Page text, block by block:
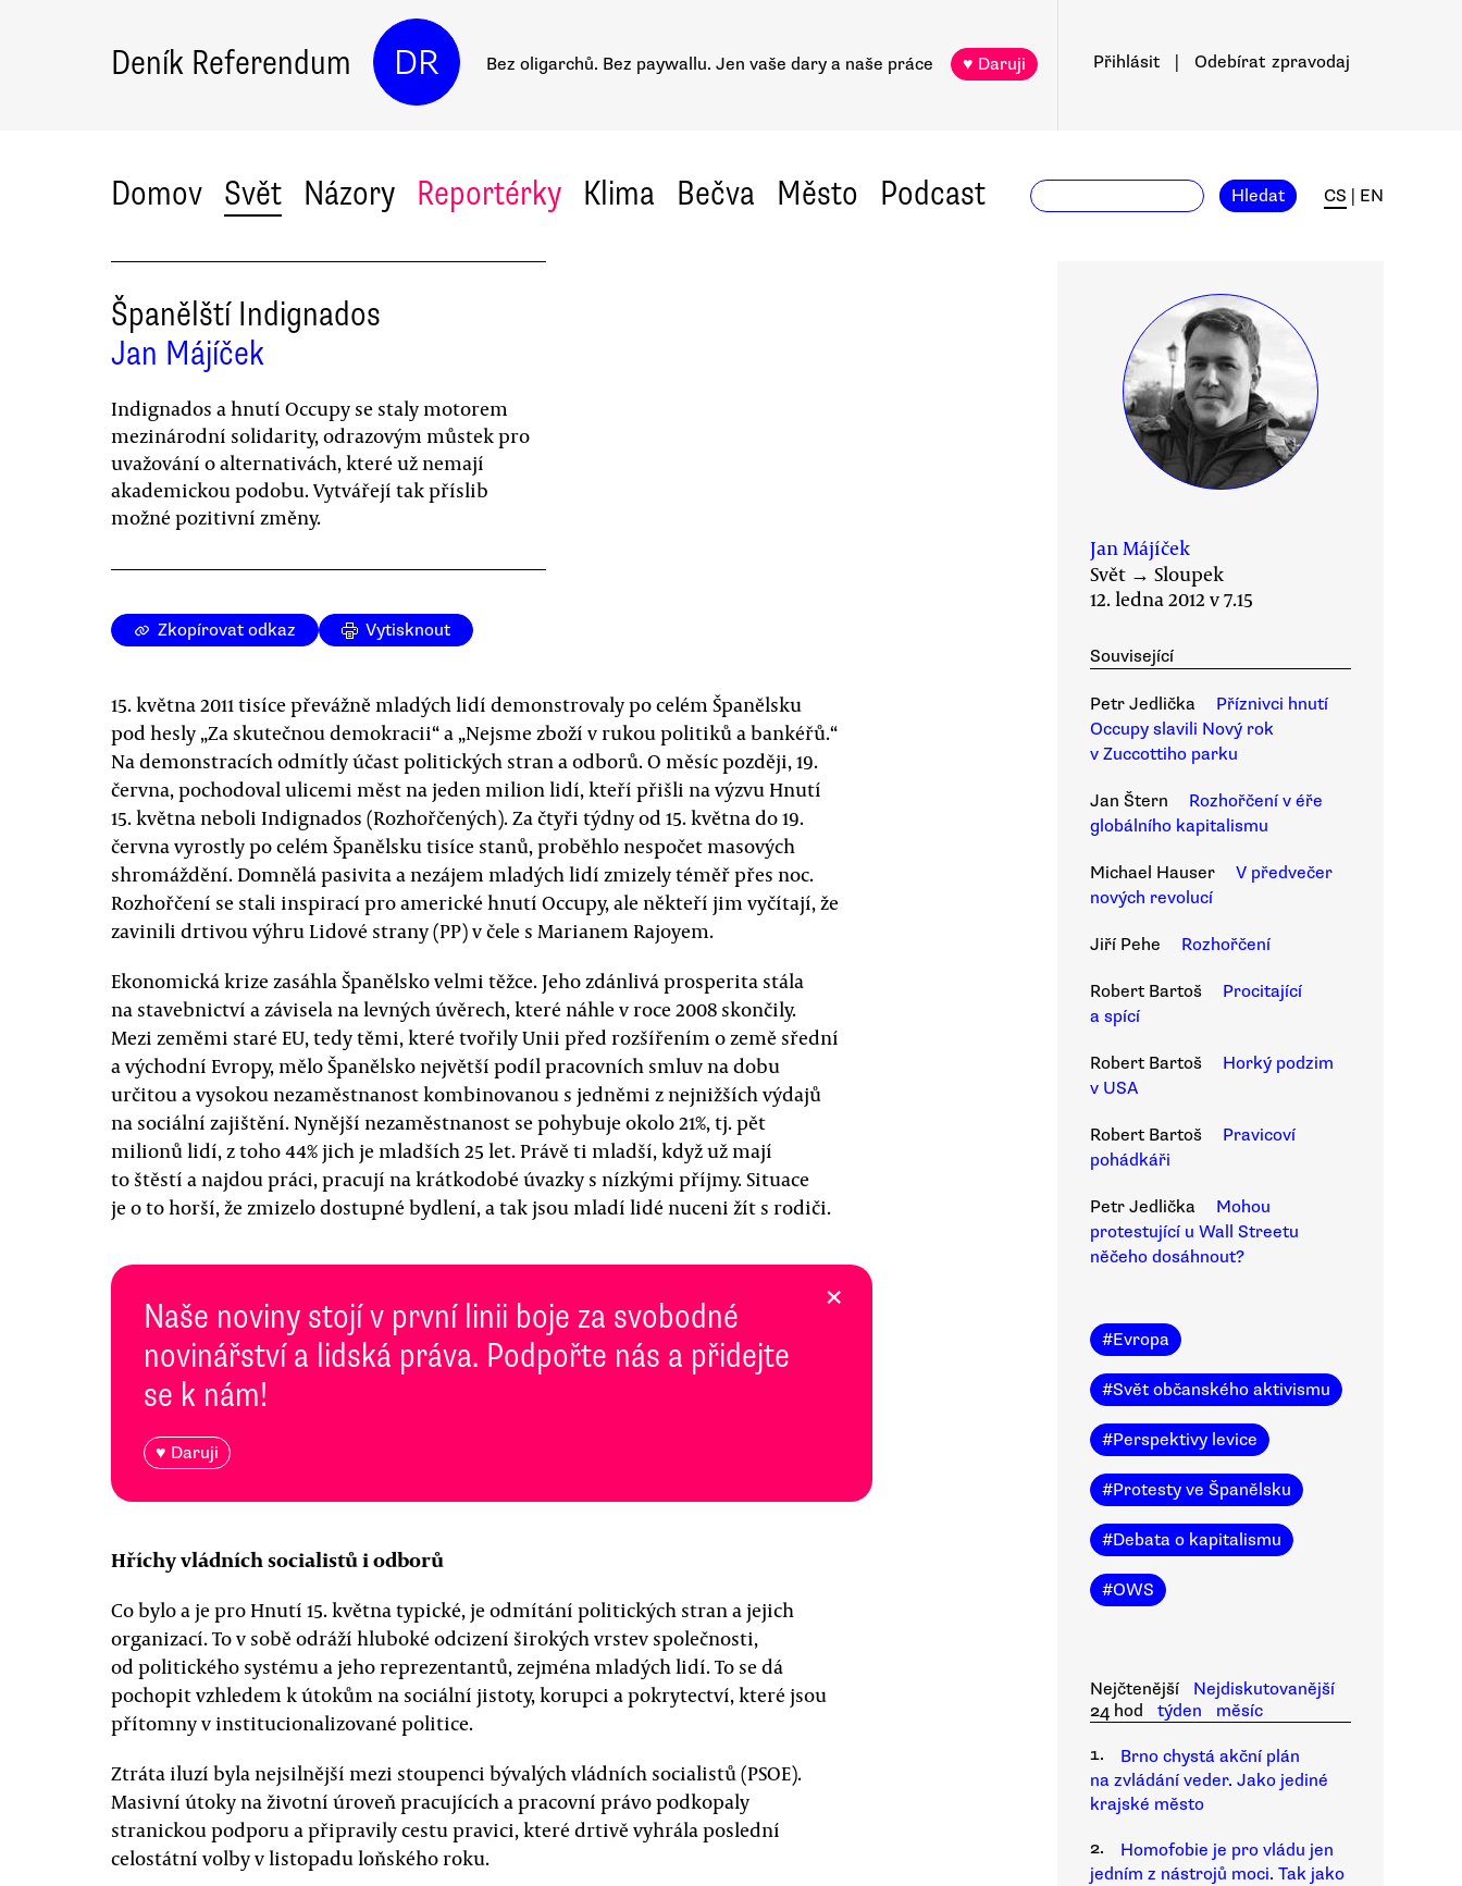
Deník Referendum DR Bez oligarchů. Bez paywallu. Jen vaše dary a naše práce ♥ Daruji Přihlásit Odebírat zpravodaj
Domov Svět Názory Reportérky Klima Bečva Město Podcast Hledat CS EN
Španělští Indignados
Jan Májíček
Indignados a hnutí Occupy se staly motorem
mezinárodní solidarity, odrazovým můstek pro
uvažování o alternativách, které už nemají
akademickou podobu. Vytvářejí tak příslib
možné pozitivní změny.
Zkopírovat odkaz Vytisknout
15. května 2011 tisíce převážně mladých lidí demonstrovaly po celém Španělsku
pod hesly „Za skutečnou demokracii“ a „Nejsme zboží v rukou politiků a bankéřů.“
Na demonstracích odmítly účast politických stran a odborů. O měsíc později, 19.
června, pochodoval ulicemi měst na jeden milion lidí, kteří přišli na výzvu Hnutí
15. května neboli Indignados (Rozhořčených). Za čtyři týdny od 15. května do 19.
června vyrostly po celém Španělsku tisíce stanů, proběhlo nespočet masových
shromáždění. Domnělá pasivita a nezájem mladých lidí zmizely téměř přes noc.
Rozhořčení se stali inspirací pro americké hnutí Occupy, ale někteří jim vyčítají, že
zavinili drtivou výhru Lidové strany (PP) v čele s Marianem Rajoyem.
Ekonomická krize zasáhla Španělsko velmi těžce. Jeho zdánlivá prosperita stála
na stavebnictví a závisela na levných úvěrech, které náhle v roce 2008 skončily.
Mezi zeměmi staré EU, tedy těmi, které tvořily Unii před rozšířením o země sřední
a východní Evropy, mělo Španělsko největší podíl pracovních smluv na dobu
určitou a vysokou nezaměstnanost kombinovanou s jedněmi z nejnižších výdajů
na sociální zajištění. Nynější nezaměstnanost se pohybuje okolo 21%, tj. pět
milionů lidí, z toho 44% jich je mladších 25 let. Právě ti mladší, když už mají
to štěstí a najdou práci, pracují na krátkodobé úvazky s nízkými příjmy. Situace
je o to horší, že zmizelo dostupné bydlení, a tak jsou mladí lidé nuceni žít s rodiči.
Naše noviny stojí v první linii boje za svobodné
novinářství a lidská práva. Podpořte nás a přidejte
se k nám!
♥ Daruji
×
Hříchy vládních socialistů i odborů
Co bylo a je pro Hnutí 15. května typické, je odmítání politických stran a jejich
organizací. To v sobě odráží hluboké odcizení širokých vrstev společnosti,
od politického systému a jeho reprezentantů, zejména mladých lidí. To se dá
pochopit vzhledem k útokům na sociální jistoty, korupci a pokrytectví, které jsou
přítomny v institucionalizované politice.
Ztráta iluzí byla nejsilnější mezi stoupenci bývalých vládních socialistů (PSOE).
Masivní útoky na životní úroveň pracujících a pracovní právo podkopaly
stranickou podporu a připravily cestu pravici, které drtivě vyhrála poslední
celostátní volby v listopadu loňského roku.
Jan Májíček
Svět → Sloupek
12. ledna 2012 v 7.15
Související
Petr Jedlička
Příznivci hnutí
Occupy slavili Nový rok
v Zuccottiho parku
Jan Štern
Rozhořčení v éře
globálního kapitalismu
Michael Hauser
V předvečer
nových revolucí
Jiří Pehe Rozhořčení
Robert Bartoš
Procitající
a spící
Robert Bartoš
Horký podzim
v USA
Robert Bartoš
Pravicoví
pohádkáři
Petr Jedlička
Mohou
protestující u Wall Streetu
něčeho dosáhnout?
#Evropa
#Svět občanského aktivismu
#Perspektivy levice
#Protesty ve Španělsku
#Debata o kapitalismu
#OWS
Nejčtenější
Nejdiskutovanější
24 hod
týden
měsíc
1.
Brno chystá akční plán
na zvládání veder. Jako jediné
krajské město
2.
Homofobie je pro vládu jen
jedním z nástrojů moci. Tak jako